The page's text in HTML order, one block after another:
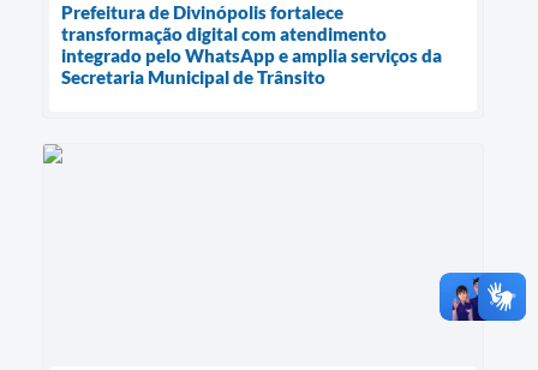
Prefeitura de Divinópolis fortalece
transformação digital com atendimento
integrado pelo WhatsApp e amplia serviços da
Secretaria Municipal de Trânsito